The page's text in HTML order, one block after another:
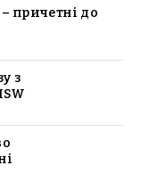
причетні до
з